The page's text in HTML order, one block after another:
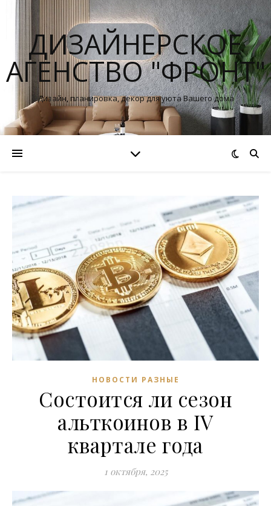
ДИЗАЙНЕРСКОЕ
АГЕНСТВО "ФРОНТ"
Дизайн, планировка, декор для уюта Вашего дома
НОВОСТИ РАЗНЫЕ
Состоится ли сезон
альткоинов в IV
квартале года
1 октября, 2025